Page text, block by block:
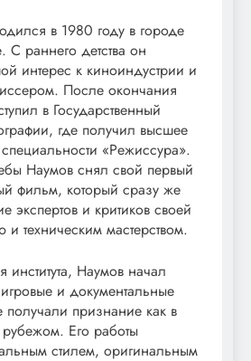
в 1980 году в городе
С раннего детства он
интерес к киноиндустрии и
После окончания
в Государственный
где получил высшее
«Режиссура».
Наумов снял свой первый
фильм, который сразу же
экспертов и критиков своей
и техническим мастерством.
Наумов начал
и документальные
признание как в
Его работы
стилем, оригинальным